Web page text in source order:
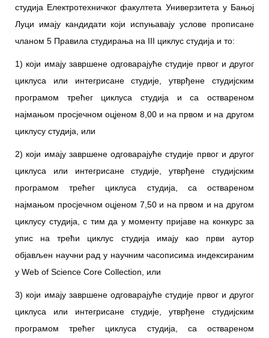
студија Електротехничког факултета Универзитета у Бањој
Луци имају кандидати који испуњавају услове прописане
чланом 5 Правила студирања на III циклус студија и то:
1) који имају завршене одговарајуће студије првог и другог
циклуса или интегрисане студије, утврђене студијским
програмом трећег циклуса студија и са оствареном
најмањом просјечном оцјеном 8,00 и на првом и на другом
циклусу студија, или
2) који имају завршене одговарајуће студије првог и другог
циклуса или интегрисане студије, утврђене студијским
програмом трећег циклуса студија, са оствареном
најмањом просјечном оцјеном 7,50 и на првом и на другом
циклусу студија, с тим да у моменту пријаве на конкурс за
упис на трећи циклус студија имају као први аутор
објављен научни рад у научним часописима индексираним
у Web of Science Core Collection, или
3) који имају завршене одговарајуће студије првог и другог
циклуса или интегрисане студије, утврђене студијским
програмом трећег циклуса студија, са оствареном